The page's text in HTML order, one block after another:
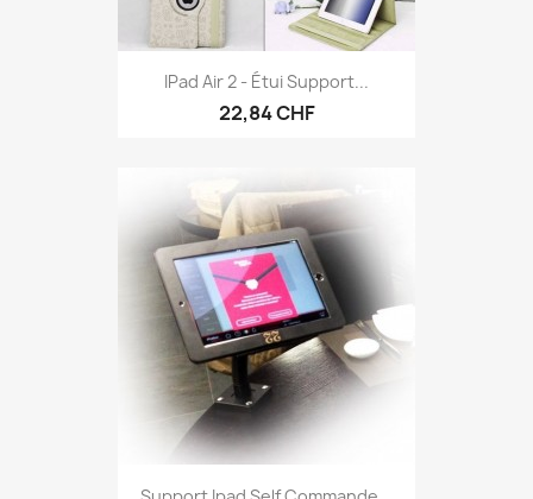
IPad Air 2 - Étui Support...
22,84 CHF